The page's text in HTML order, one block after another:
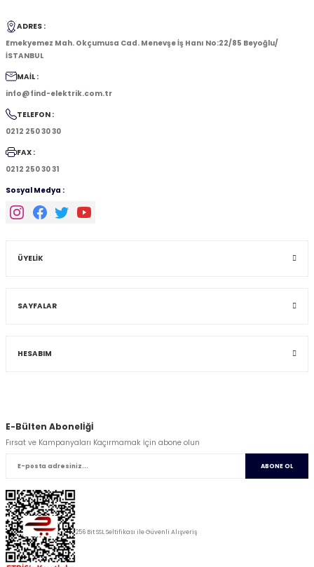
ADRES :
Emekyemez Mah. Okçumusa Cad. Menevşe İş Hanı No:22/85 Beyoğlu/
İSTANBUL
MAİL :
info@find-elektrik.com.tr
TELEFON :
0212 250 30 30
FAX :
0212 250 30 31
Sosyal Medya :
ÜYELİK
SAYFALAR
HESABIM
E-Bülten Abonelİğİ
Fırsat ve Kampanyaları Kaçırmamak İçin abone olun
ABONE OL
256 Bit SSL Seltifikası ile Güvenli Alışveriş